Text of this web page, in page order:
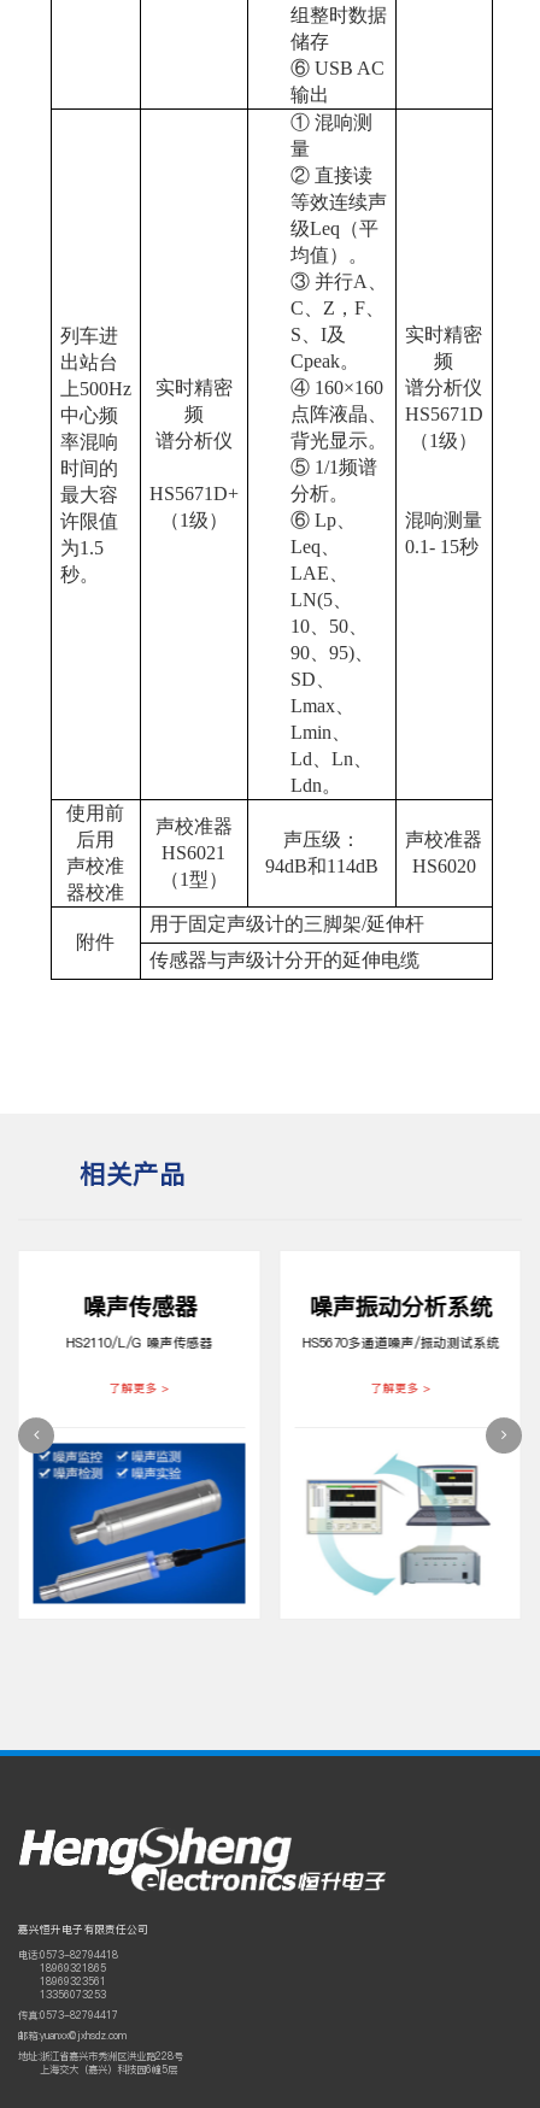
组整时数据
储存
⑥ USB AC
输出
列车进
出站台
上500Hz
中心频
率混响
时间的
最大容
许限值
为1.5
秒。
实时精密
频
谱分析仪
HS5671D+
（1级）
① 混响测
量
② 直接读
等效连续声
级Leq （平
均值）。
③ 并行A、
C、Z，F、
S、I及
Cpeak。
④ 160×160
点阵液晶、
背光显示。
⑤ 1/1频谱
分析。
⑥ Lp、
Leq、
LAE、
LN(5、
10、50、
90、95)、
SD、
Lmax、
Lmin、
Ld、Ln、
Ldn。
实时精密
频
谱分析仪
HS5671D
（1级）
混响测量
0.1- 15秒
使用前
后用
声校准
器校准
声校准器
HS6021
（1型）
声压级：
94dB和114dB
声校准器
HS6020
附件
用于固定声级计的三脚架/延伸杆
传感器与声级计分开的延伸电缆
相关产品
噪声传感器
HS2110/L/G 噪声传感器
了解更多 >
噪声振动分析系统
HS5670多通道噪声/振动测试系统
了解更多 >
嘉兴恒升电子有限责任公司
电话:0573-82794418
18969321865
18969323561
13356073253
传真:0573-82794417
邮箱:yuanxx@jxhsdz.com
地址:浙江省嘉兴市秀洲区洪业路228号
上海交大（嘉兴）科技园6幢5层